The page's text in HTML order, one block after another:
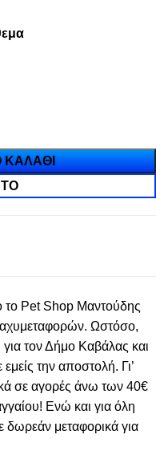
Pet Shop Μαντούδης
Ωστόσο,
για τον Δήμο Καβάλας και
την αποστολή. Γι’
σε αγορές άνω των 40€
Ενώ και για όλη
μεταφορικά για